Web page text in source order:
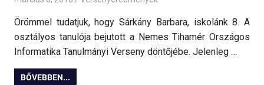
Örömmel tudatjuk, hogy Sárkány Barbara, iskolánk 8. A
osztályos tanulója bejutott a Nemes Tihamér Országos
Informatika Tanulmányi Verseny döntőjébe. Jelenleg …
BŐVEBBEN...